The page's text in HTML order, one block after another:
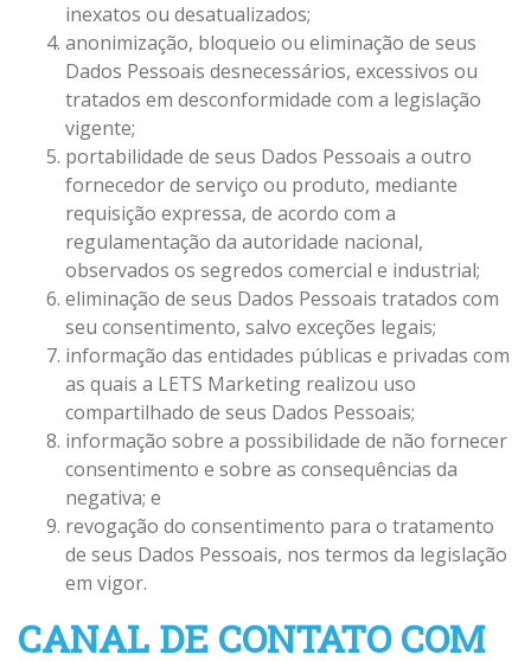
inexatos ou desatualizados;
anonimização, bloqueio ou eliminação de seus
Dados Pessoais desnecessários, excessivos ou
tratados em desconformidade com a legislação
vigente;
portabilidade de seus Dados Pessoais a outro
fornecedor de serviço ou produto, mediante
requisição expressa, de acordo com a
regulamentação da autoridade nacional,
observados os segredos comercial e industrial;
eliminação de seus Dados Pessoais tratados com
seu consentimento, salvo exceções legais;
informação das entidades públicas e privadas com
as quais a LETS Marketing realizou uso
compartilhado de seus Dados Pessoais;
informação sobre a possibilidade de não fornecer
consentimento e sobre as consequências da
negativa; e
revogação do consentimento para o tratamento
de seus Dados Pessoais, nos termos da legislação
em vigor.
CANAL DE CONTATO COM